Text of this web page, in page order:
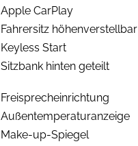
Apple CarPlay
Fahrersitz höhenverstellbar
Keyless Start
Sitzbank hinten geteilt
Freisprecheinrichtung
Außentemperaturanzeige
Make-up-Spiegel